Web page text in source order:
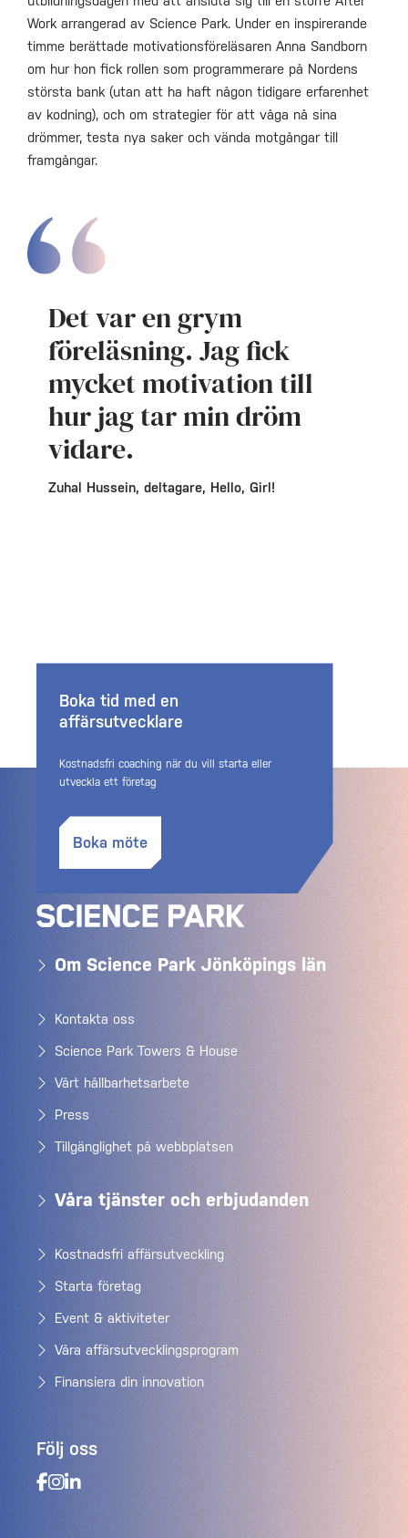
Work arrangerad av Science Park. Under en inspirerande
timme berättade motivationsföreläsaren Anna Sandborn
om hur hon fick rollen som programmerare på Nordens
största bank (utan att ha haft någon tidigare erfarenhet
av kodning), och om strategier för att våga nå sina
drömmer, testa nya saker och vända motgångar till
framgångar.
Det var en grym
föreläsning. Jag fick
mycket motivation till
hur jag tar min dröm
vidare.
Zuhal Hussein, deltagare, Hello, Girl!
Boka tid med en
affärsutvecklare
Kostnadsfri coaching när du vill starta eller
utveckla ett företag
Boka möte
Om Science Park Jönköpings län
Kontakta oss
Science Park Towers & House
Vårt hållbarhetsarbete
Press
Tillgänglighet på webbplatsen
Våra tjänster och erbjudanden
Kostnadsfri affärsutveckling
Starta företag
Event & aktiviteter
Våra affärsutvecklingsprogram
Finansiera din innovation
Följ oss